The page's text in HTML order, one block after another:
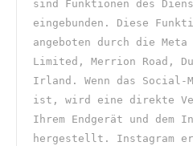
sind Funktionen des
eingebunden. Diese
angeboten durch die
Limited, Merrion Road,
Irland. Wenn das Social-
ist, wird eine direkte
Ihrem Endgerät und dem
hergestellt. Instagram